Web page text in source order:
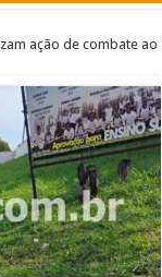
ação de combate ao